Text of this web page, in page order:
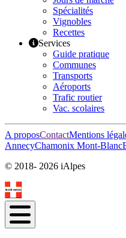
Spécialités
Vignobles
Recettes
Services
Guide pratique
Communes
Transports
Aéroports
Trafic routier
Vac. scolaires
A proposContactMentions
AnnecyChamonix Mont-Blanc
© 2018- 2026 iAlpes